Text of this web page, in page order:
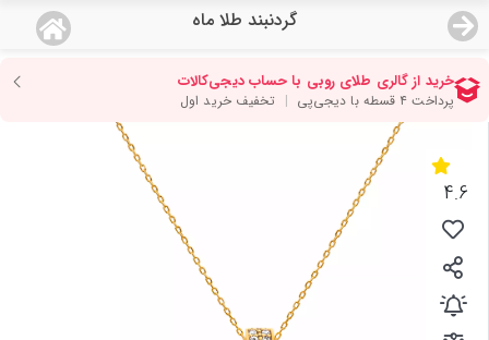
گردنبند طلا ماه
منو
صفحه اصلی
دسته بندی محصولات
نمایندگی ها
مجله روبی
4.6